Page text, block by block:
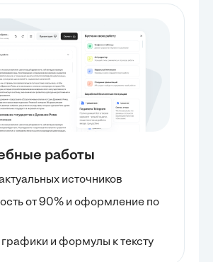
работы
источников
от 90% и оформление по
и формулы к тексту